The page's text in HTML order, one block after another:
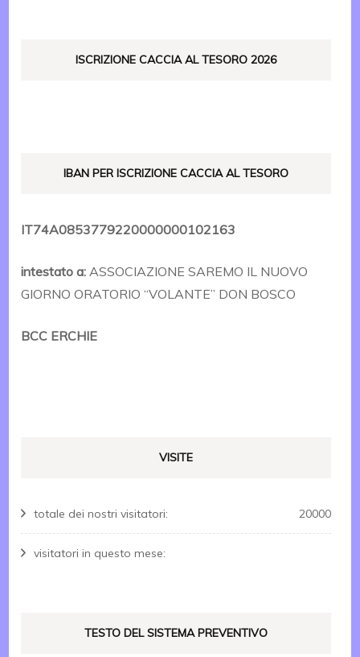
ISCRIZIONE CACCIA AL TESORO 2026
IBAN PER ISCRIZIONE CACCIA AL TESORO
IT74A0853779220000000102163
intestato a: ASSOCIAZIONE SAREMO IL NUOVO
GIORNO ORATORIO “VOLANTE” DON BOSCO
BCC ERCHIE
VISITE
20000
totale dei nostri visitatori:
visitatori in questo mese:
TESTO DEL SISTEMA PREVENTIVO